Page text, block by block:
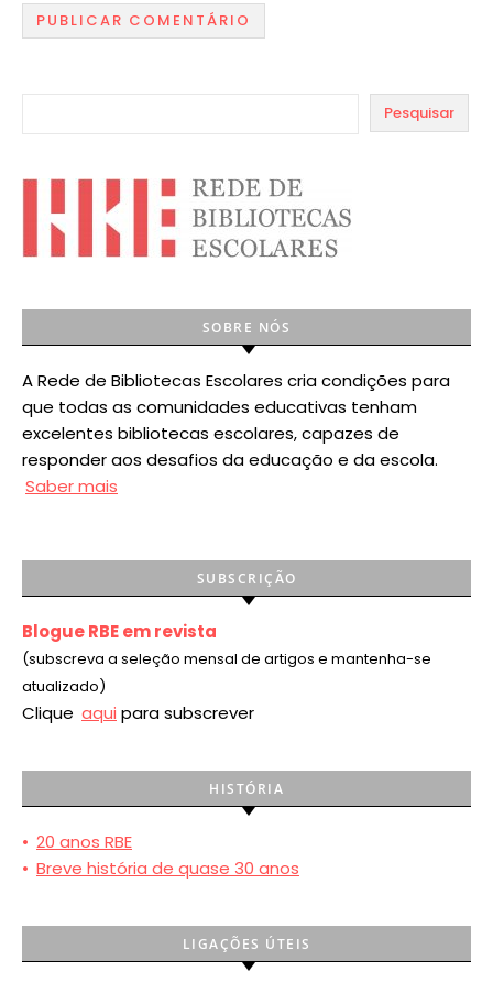
Pesquisar
SOBRE NÓS
A Rede de Bibliotecas Escolares cria condições para
que todas as comunidades educativas tenham
excelentes bibliotecas escolares, capazes de
responder aos desafios da educação e da escola.
Saber mais
SUBSCRIÇÃO
Blogue RBE em revista
(subscreva a seleção mensal de artigos e mantenha-se
atualizado)
Clique aqui para subscrever
HISTÓRIA
• 20 anos RBE
• Breve história de quase 30 anos
LIGAÇÕES ÚTEIS